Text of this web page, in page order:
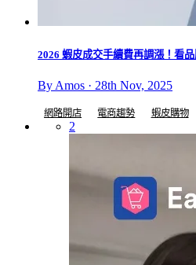
2026 蝦皮成交手續費再調漲！看
By Amos · 28th Nov, 2025
網路開店 電商趨勢 蝦皮購物
2